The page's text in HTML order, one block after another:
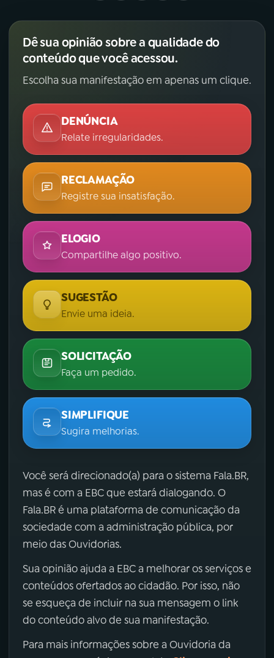
Dê sua opinião sobre a qualidade do
conteúdo que você acessou.
Escolha sua manifestação em apenas um clique.
DENÚNCIA
Relate irregularidades.
RECLAMAÇÃO
Registre sua insatisfação.
ELOGIO
Compartilhe algo positivo.
SUGESTÃO
Envie uma ideia.
SOLICITAÇÃO
Faça um pedido.
SIMPLIFIQUE
Sugira melhorias.
Você será direcionado(a) para o sistema Fala.BR,
mas é com a EBC que estará dialogando. O
Fala.BR é uma plataforma de comunicação da
sociedade com a administração pública, por
meio das Ouvidorias.
Sua opinião ajuda a EBC a melhorar os serviços e
conteúdos ofertados ao cidadão. Por isso, não
se esqueça de incluir na sua mensagem o link
do conteúdo alvo de sua manifestação.
Para mais informações sobre a Ouvidoria da